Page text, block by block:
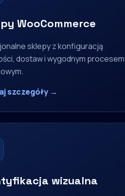
WooCommerce
sklepy z konfiguracją
dostaw i wygodnym procesem
szczegóły →
wizualna